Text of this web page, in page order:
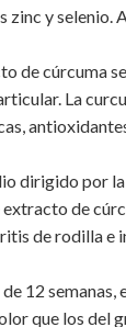
zinc y selenio.
de cúrcuma
La
dirigido por la
extracto de
de rodilla e
de 12
que los del